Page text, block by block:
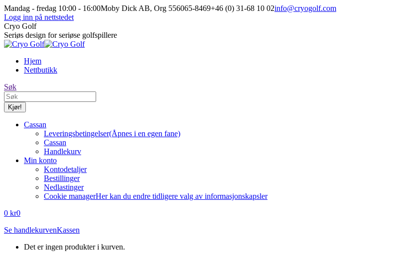
Hopp
til
innhold
Mandag - fredag 10:00 - 16:00Moby Dick AB, Org 556065-8469+46 (0) 31-68 10 02info@cryogolf.com
Logg inn på nettstedet
Facebook-
siden
åpnes
vindu
Instagram-
siden
åpnes
vindu
Cryo Golf
Seriøs design for seriøse golfspillere
Hjem
Nettbutikk
Søk:
Søk
Cassan
Leveringsbetingelser(Åpnes i en egen fane)
Cassan
Handlekurv
Min konto
Kontodetaljer
Bestillinger
Nedlastinger
Cookie managerHer kan du endre tidligere valg av informasjonskapsler
0 kr0
Se handlekurvenKassen
Det er ingen produkter i kurven.